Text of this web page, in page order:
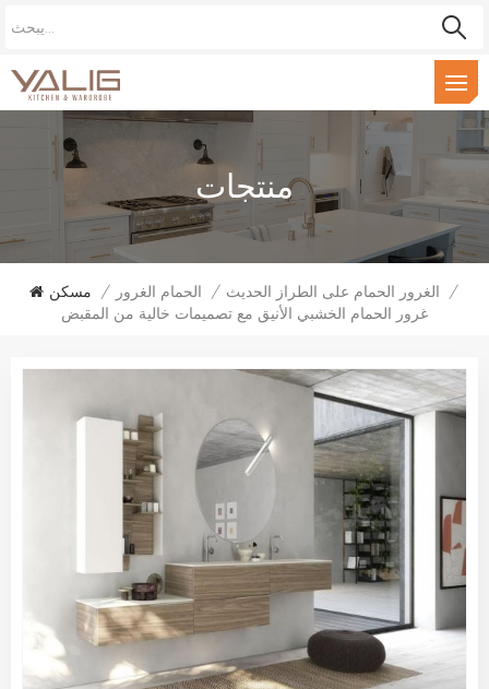
منتجات
مسكن / الحمام الغرور / الغرور الحمام على الطراز الحديث /
غرور الحمام الخشبي الأنيق مع تصميمات خالية من المقبض